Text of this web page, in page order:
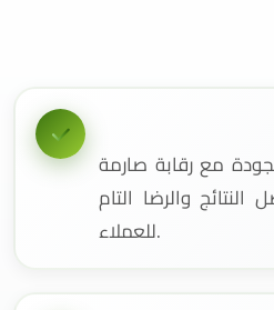
مع رقابة صارمة
والرضا التام
للعملاء.